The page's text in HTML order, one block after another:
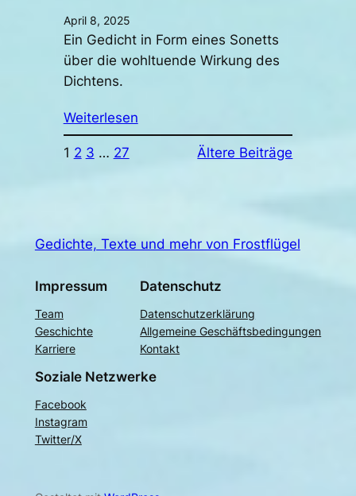
April 8, 2025
Ein Gedicht in Form eines Sonetts
über die wohltuende Wirkung des
Dichtens.
Weiterlesen
1 2 3 … 27 Ältere Beiträge
Gedichte, Texte und mehr von Frostflügel
Impressum
Team
Geschichte
Karriere
Datenschutz
Datenschutzerklärung
Allgemeine Geschäftsbedingungen
Kontakt
Soziale Netzwerke
Facebook
Instagram
Twitter/X